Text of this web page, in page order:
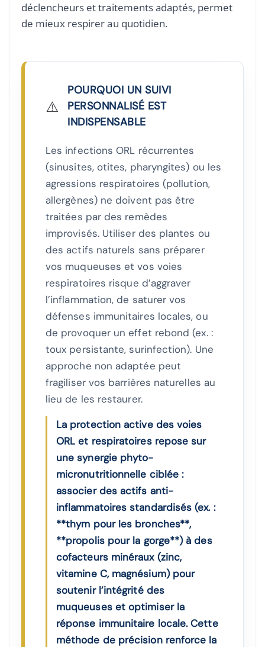
déclencheurs et traitements adaptés, permet
de mieux respirer au quotidien.
⚠️
POURQUOI UN SUIVI
PERSONNALISÉ EST
INDISPENSABLE
Les infections ORL récurrentes
(sinusites, otites, pharyngites) ou les
agressions respiratoires (pollution,
allergènes) ne doivent pas être
traitées par des remèdes
improvisés. Utiliser des plantes ou
des actifs naturels sans préparer
vos muqueuses et vos voies
respiratoires risque d’aggraver
l’inflammation, de saturer vos
défenses immunitaires locales, ou
de provoquer un effet rebond (ex. :
toux persistante, surinfection). Une
approche non adaptée peut
fragiliser vos barrières naturelles au
lieu de les restaurer.
La protection active des voies
ORL et respiratoires repose sur
une synergie phyto-
micronutritionnelle ciblée :
associer des actifs anti-
inflammatoires standardisés (ex. :
**thym pour les bronches**,
**propolis pour la gorge**) à des
cofacteurs minéraux (zinc,
vitamine C, magnésium) pour
soutenir l’intégrité des
muqueuses et optimiser la
réponse immunitaire locale. Cette
méthode de précision renforce la